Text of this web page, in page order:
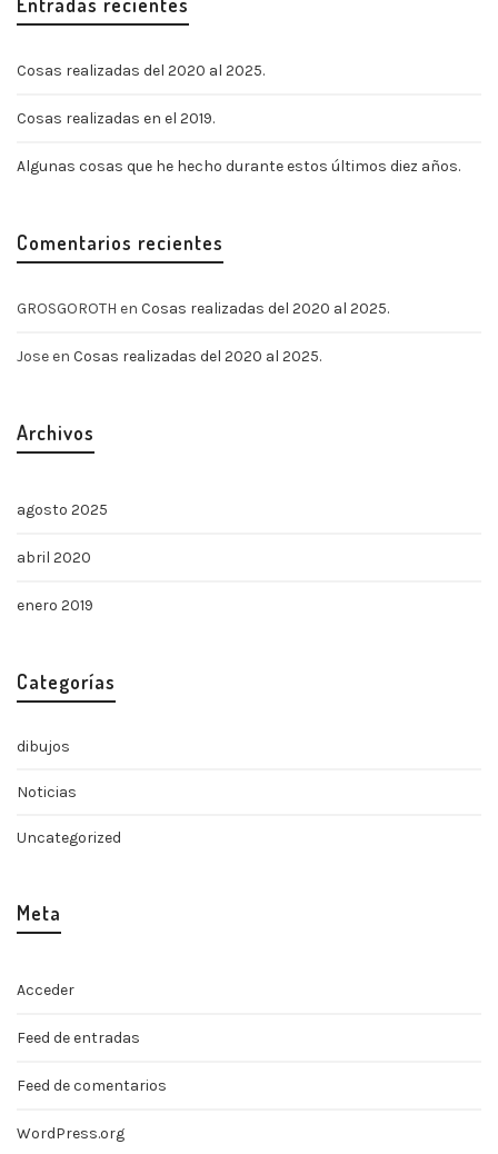
Cosas realizadas del 2020 al 2025.
Cosas realizadas en el 2019.
Algunas cosas que he hecho durante estos últimos diez años.
Comentarios recientes
GROSGOROTH en Cosas realizadas del 2020 al 2025.
Jose en Cosas realizadas del 2020 al 2025.
Archivos
agosto 2025
abril 2020
enero 2019
Categorías
dibujos
Noticias
Uncategorized
Meta
Acceder
Feed de entradas
Feed de comentarios
WordPress.org